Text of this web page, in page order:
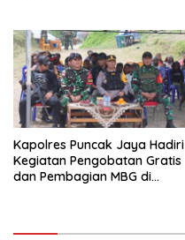
Kapolres Puncak Jaya Hadiri
Kegiatan Pengobatan Gratis
dan Pembagian MBG di